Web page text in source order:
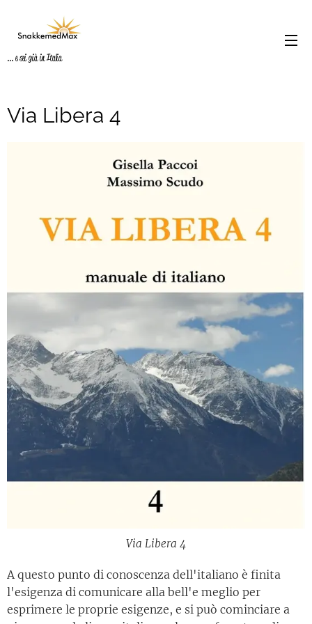
... e sei già in Italia
Via Libera 4
Via Libera 4
A questo punto di conoscenza dell'italiano è finita
l'esigenza di comunicare alla bell'e meglio per
esprimere le proprie esigenze, e si può cominciare a